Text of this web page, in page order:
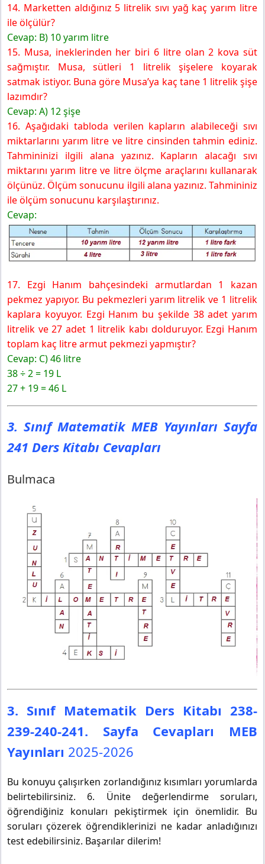
14. Marketten aldığınız 5 litrelik sıvı yağ kaç yarım litre
ile ölçülür?
Cevap: B) 10 yarım litre
15. Musa, ineklerinden her biri 6 litre olan 2 kova süt
sağmıştır. Musa, sütleri 1 litrelik şişelere koyarak
satmak istiyor. Buna göre Musa’ya kaç tane 1 litrelik şişe
lazımdır?
Cevap: A) 12 şişe
16. Aşağıdaki tabloda verilen kapların alabileceği sıvı
miktarlarını yarım litre ve litre cinsinden tahmin ediniz.
Tahmininizi ilgili alana yazınız. Kapların alacağı sıvı
miktarını yarım litre ve litre ölçme araçlarını kullanarak
ölçünüz. Ölçüm sonucunu ilgili alana yazınız. Tahmininiz
ile ölçüm sonucunu karşılaştırınız.
Cevap:
17. Ezgi Hanım bahçesindeki armutlardan 1 kazan
pekmez yapıyor. Bu pekmezleri yarım litrelik ve 1 litrelik
kaplara koyuyor. Ezgi Hanım bu şekilde 38 adet yarım
litrelik ve 27 adet 1 litrelik kabı dolduruyor. Ezgi Hanım
toplam kaç litre armut pekmezi yapmıştır?
Cevap: C) 46 litre
38 ÷ 2 = 19 L
27 + 19 = 46 L
3. Sınıf Matematik MEB Yayınları Sayfa
241 Ders Kitabı Cevapları
Bulmaca
3. Sınıf Matematik Ders Kitabı 238-
239-240-241. Sayfa Cevapları MEB
Yayınları 2025-2026
Bu konuyu çalışırken zorlandığınız kısımları yorumlarda
belirtebilirsiniz. 6. Ünite değerlendirme soruları,
öğrendiğiniz konuları pekiştirmek için önemlidir. Bu
soruları çözerek öğrendiklerinizi ne kadar anladığınızı
test edebilirsiniz. Başarılar dilerim!